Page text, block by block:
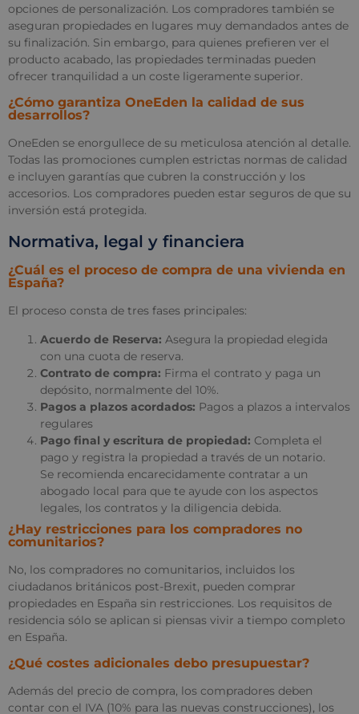
opciones de personalización. Los compradores también se
aseguran propiedades en lugares muy demandados antes de
su finalización. Sin embargo, para quienes prefieren ver el
producto acabado, las propiedades terminadas pueden
ofrecer tranquilidad a un coste ligeramente superior.
¿Cómo garantiza OneEden la calidad de sus
desarrollos?
OneEden se enorgullece de su meticulosa atención al detalle.
Todas las promociones cumplen estrictas normas de calidad
e incluyen garantías que cubren la construcción y los
accesorios. Los compradores pueden estar seguros de que su
inversión está protegida.
Normativa, legal y financiera
¿Cuál es el proceso de compra de una vivienda en
España?
El proceso consta de tres fases principales:
Acuerdo de Reserva: Asegura la propiedad elegida
con una cuota de reserva.
Contrato de compra: Firma el contrato y paga un
depósito, normalmente del 10%.
Pagos a plazos acordados: Pagos a plazos a intervalos
regulares
Pago final y escritura de propiedad: Completa el
pago y registra la propiedad a través de un notario.
Se recomienda encarecidamente contratar a un
abogado local para que te ayude con los aspectos
legales, los contratos y la diligencia debida.
¿Hay restricciones para los compradores no
comunitarios?
No, los compradores no comunitarios, incluidos los
ciudadanos británicos post-Brexit, pueden comprar
propiedades en España sin restricciones. Los requisitos de
residencia sólo se aplican si piensas vivir a tiempo completo
en España.
¿Qué costes adicionales debo presupuestar?
Además del precio de compra, los compradores deben
contar con el IVA (10% para las nuevas construcciones), los